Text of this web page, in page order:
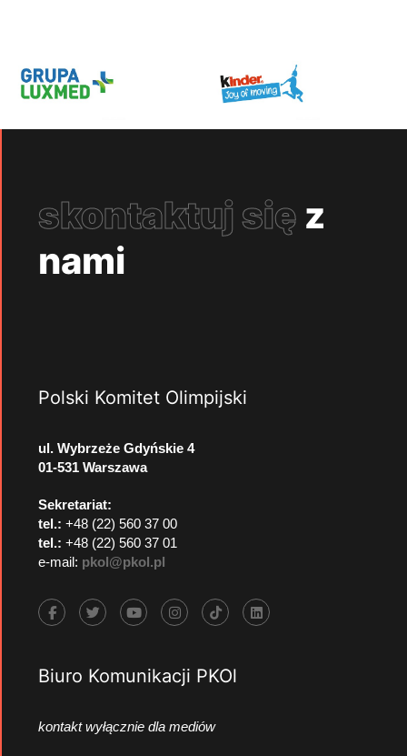
skontaktuj się z
nami
Polski Komitet Olimpijski
ul. Wybrzeże Gdyńskie 4
01-531 Warszawa
Sekretariat:
tel.: +48 (22) 560 37 00
tel.: +48 (22) 560 37 01
e-mail: pkol@pkol.pl
Biuro Komunikacji PKOl
kontakt wyłącznie dla mediów